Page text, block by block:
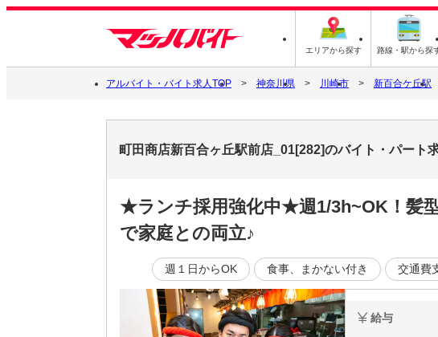
エリアから探す 路線・駅から探
アルバイト・バイト求人TOP 神奈川県 川崎市 新百合ケ丘駅
町田商店新百合ヶ丘駅前店_01[282]のバイト・パート
★ランチ採用強化中★週1/3h~OK！髪
で家庭との両立♪
週１日からOK 食事、まかない付き 交通費
給与